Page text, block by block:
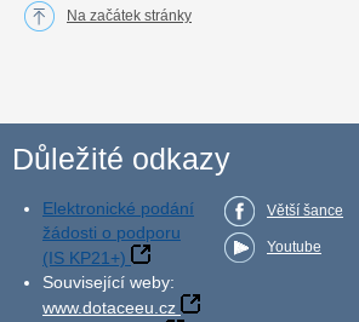
Na začátek stránky
Důležité odkazy
Elektronické podání
žádosti o podporu
(IS KP21+)
Související weby:
www.dotaceeu.cz
Větší šance
Youtube